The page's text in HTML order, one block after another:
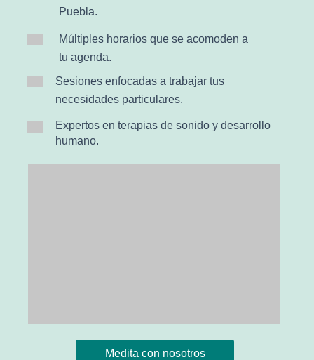
Puebla.
Múltiples horarios que se acomoden a
tu agenda.
Sesiones enfocadas a trabajar tus
necesidades particulares.
Expertos en terapias de sonido y desarrollo
humano.
Medita con nosotros